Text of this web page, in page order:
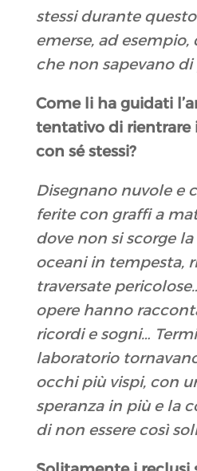
stessi durante
emerse, ad
che non sapevano di
Come li ha guidati
tentativo di rientrare
con sé stessi?
Disegnano nuvole e
ferite con graffi a
dove non si scorge
oceani in tempesta,
traversate
opere hanno
ricordi e sogni…
laboratorio
occhi più vispi, con
speranza in più e la
di non essere così